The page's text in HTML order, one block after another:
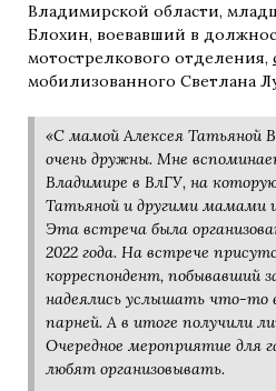
Владимирской области,
Блохин, воевавший в
мотострелкового отделения,
мобилизованного Светлана
«С мамой Алексея Татьяной
очень дружны. Мне
Владимире в ВлГУ, на
Татьяной и другими мамами
Эта встреча была
2022 года. На встрече
корреспондент, побывавший
надеялись услышать что-то
парней. А в итоге получили
Очередное мероприятие для
любят организовывать.